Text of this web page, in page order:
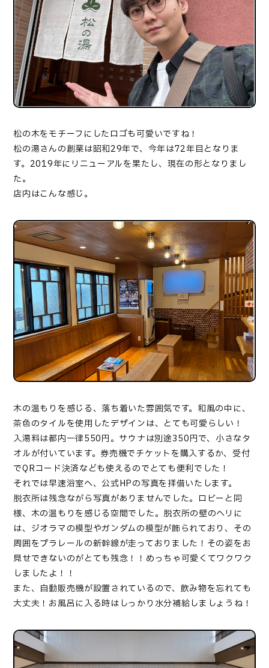
松の木をモチーフにしたロゴも可愛いですね！
松の湯さんの創業は昭和29年で、今年は72年目となりま
す。2019年にリニューアルを果たし、現在の形となりまし
た。
店内はこんな感じ。
木の温もりを感じる、落ち着いた雰囲気です。和風の中に、
茶色のタイルを使用したデザインは、とても可愛らしい！
入湯料は都内一律550円。サウナは別途350円で、小さなタ
オルが付いています。券売機でチケットを購入するか、受付
でQRコード決済なども使えるのでとても便利でした！
それでは早速浴室へ、公式HPの写真を拝借いたします。
脱衣所は残念ながら写真がありませんでした。ロビーと同
様、木の温もりを感じる空間でした。脱衣所の壁のヘリに
は、ジオラマの模型やガンダムの模型が飾られており、その
周囲をプラレールの新幹線が走っておりました！その姿をお
見せできないのがとても残念！！めっちゃ可愛くてワクワク
しましたよ！！
また、自動販売機が設置されているので、飲み物を忘れても
大丈夫！お風呂に入る時はしっかり水分補給しましょうね！